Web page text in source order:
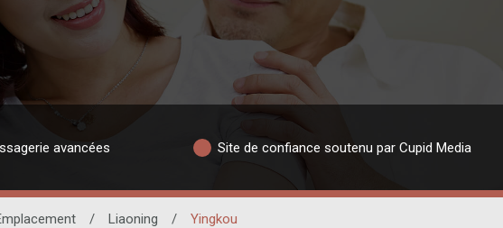
avancées Site de confiance soutenu par Cupid Media
/ Liaoning / Yingkou